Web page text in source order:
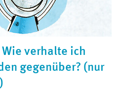
verhalte ich
gegenüber? (nur